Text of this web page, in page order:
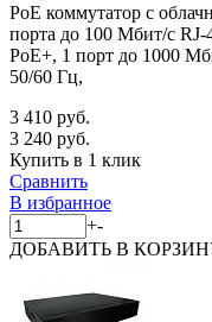
PoE коммутатор с
порта до 100 Мбит/с
PoE+, 1 порт до 1000
50/60 Гц,
3 410 руб.
3 240 руб.
Купить в 1 клик
Сравнить
В избранное
+-
ДОБАВИТЬ В